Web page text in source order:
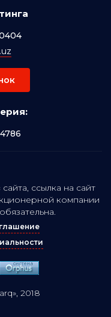
ссылка на сайт
компании
обязательна.
2018